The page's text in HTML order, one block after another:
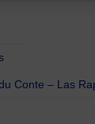
Conte – Las